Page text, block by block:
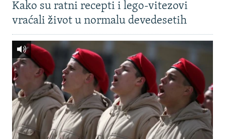
Kako su ratni recepti i lego-vitezovi
vraćali život u normalu devedesetih